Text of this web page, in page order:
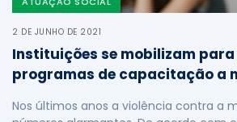
2 DE JUNHO DE 2021
Instituições se mobilizam
programas de capacitação a
Nos últimos anos a violência contra a